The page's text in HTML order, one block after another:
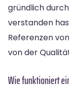
gründlich
verstanden
Referenzen
von der
Wie funktioniert